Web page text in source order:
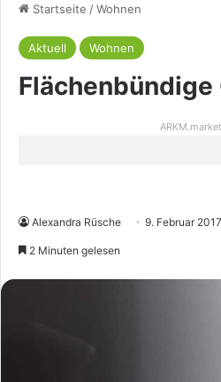
Startseite /Wohnen
Aktuell Wohnen
Flächenbündige
Alexandra Rüsche 9. Februar 2017
2 Minuten gelesen